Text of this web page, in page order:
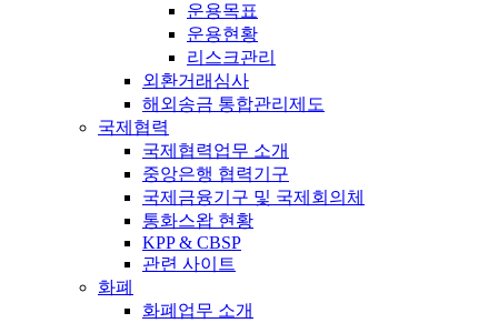
운용목표
운용현황
리스크관리
외환거래심사
해외송금 통합관리제도
국제협력
국제협력업무 소개
중앙은행 협력기구
국제금융기구 및 국제회의체
통화스왑 현황
KPP & CBSP
관련 사이트
화폐
화폐업무 소개